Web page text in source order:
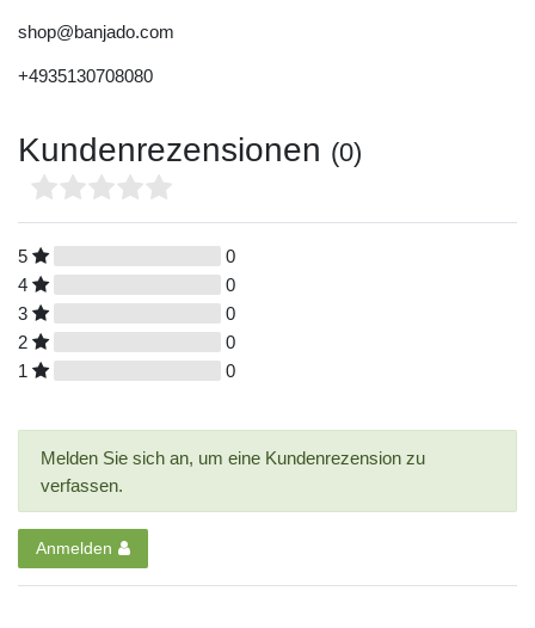
shop@banjado.com
+4935130708080
Kundenrezensionen (0)
5
0
4
0
3
0
2
0
1
0
Melden Sie sich an, um eine Kundenrezension zu
verfassen.
Anmelden